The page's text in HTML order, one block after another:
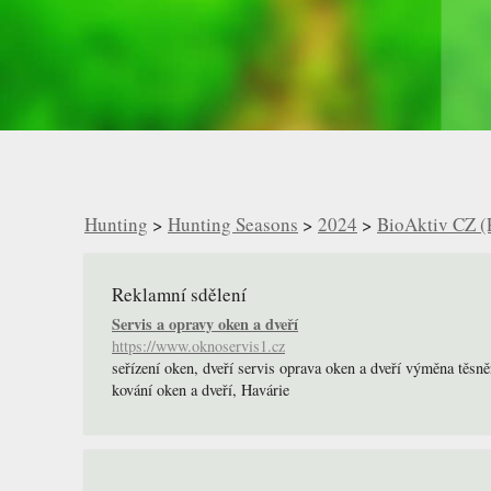
Hunting > Hunting Seasons > 2024 > BioAktiv CZ
Reklamní sdělení
Servis a opravy oken a dveří
https://www.oknoservis1.cz
seřízení oken, dveří servis oprava oken a dveří výměna
kování oken a dveří, Havárie